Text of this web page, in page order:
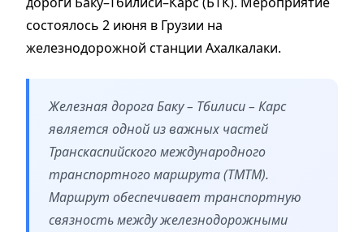
состоялось 2 июня в Грузии на
железнодорожной станции Ахалкалаки.
Железная дорога Баку – Тбилиси – Карс
является одной из важных частей
Транскаспийского международного
транспортного маршрута (ТМТМ).
Маршрут обеспечивает транспортную
связность между железнодорожными